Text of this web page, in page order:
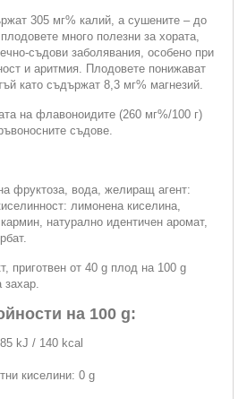
305 мг% калий, а сушените – до
много полезни за хората,
съдови заболявания, особено при
и аритмия. Плодовете понижават
като съдържат 8,3 мг% магнезий.
на флавоноидите (260 мг%/100 г)
съдове.
фруктоза, вода, желиращ агент:
лимонена киселина,
натурално идентичен аромат,
приготвен от 40 g плод на 100 g
на 100 g:
kJ / 140 kcal
киселини: 0 g